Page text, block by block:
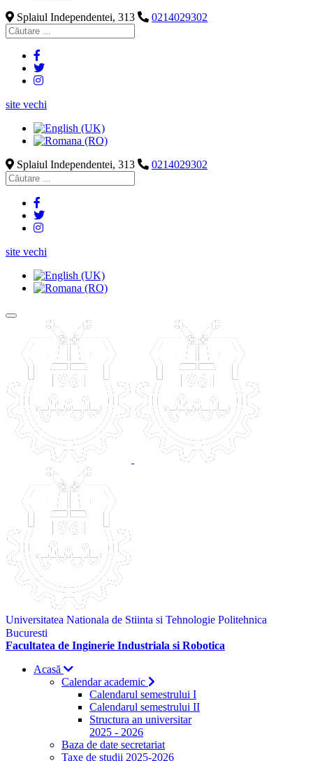
Splaiul Independentei, 313
0214029302
site vechi
Splaiul Independentei, 313 0214029302
site vechi
Universitatea Nationala de Stiinta si Tehnologie Politehnica
Bucuresti
Facultatea de Inginerie Industriala si Robotica
Acasă
Calendar academic
Calendarul semestrului I
Calendarul semestrului II
Structura an universitar
2025 - 2026
Baza de date secretariat
Taxe de studii 2025-2026